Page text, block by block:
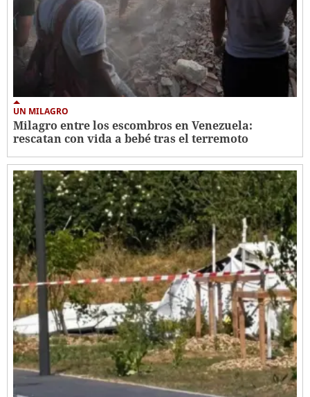
UN MILAGRO
Milagro entre los escombros en Venezuela:
rescatan con vida a bebé tras el terremoto